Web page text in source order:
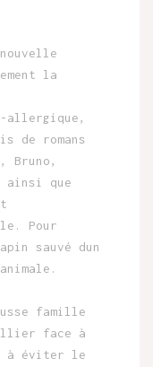
la
allergique,
de romans
Bruno,
ainsi que
Pour
sauvé dun
famille
face à
à éviter le